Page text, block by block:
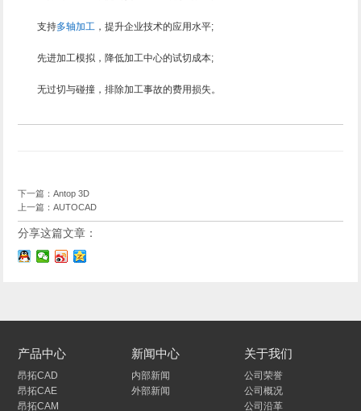
支持多轴加工 ，提升企业技术的应用水平;
先进加工模拟，降低加工中心的试切成本;
无过切与碰撞，排除加工事故的费用损失。
下一篇：Antop 3D
上一篇：AUTOCAD
分享这篇文章：
产品中心
昂拓CAD
昂拓CAE
昂拓CAM
新闻中心
内部新闻
外部新闻
关于我们
公司荣誉
公司概况
公司沿革